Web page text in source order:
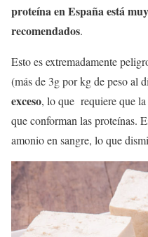
proteína en España está
recomendados.
Esto es extremadamente
(más de 3g por kg de peso al
exceso, lo que requiere que la
que conforman las proteínas.
amonio en sangre, lo que